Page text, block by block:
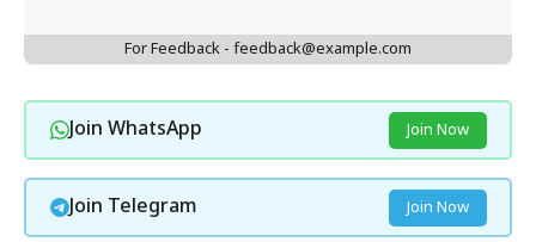
For Feedback - feedback@example.com
Join WhatsApp Join Now
Join Telegram Join Now